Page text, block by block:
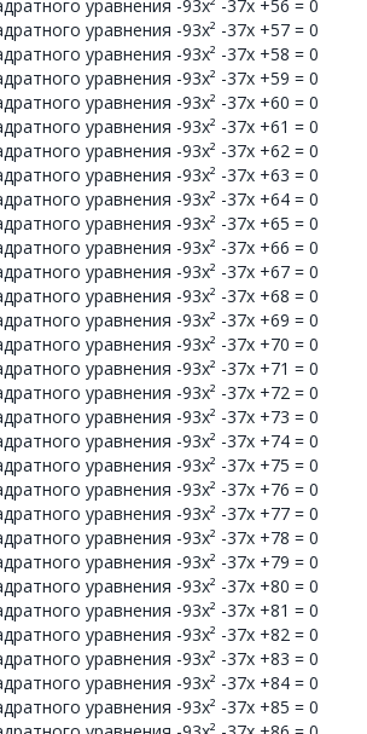
уравнения -93x² -37x +56 = 0
уравнения -93x² -37x +57 = 0
уравнения -93x² -37x +58 = 0
уравнения -93x² -37x +59 = 0
уравнения -93x² -37x +60 = 0
уравнения -93x² -37x +61 = 0
уравнения -93x² -37x +62 = 0
уравнения -93x² -37x +63 = 0
уравнения -93x² -37x +64 = 0
уравнения -93x² -37x +65 = 0
уравнения -93x² -37x +66 = 0
уравнения -93x² -37x +67 = 0
уравнения -93x² -37x +68 = 0
уравнения -93x² -37x +69 = 0
уравнения -93x² -37x +70 = 0
уравнения -93x² -37x +71 = 0
уравнения -93x² -37x +72 = 0
уравнения -93x² -37x +73 = 0
уравнения -93x² -37x +74 = 0
уравнения -93x² -37x +75 = 0
уравнения -93x² -37x +76 = 0
уравнения -93x² -37x +77 = 0
уравнения -93x² -37x +78 = 0
уравнения -93x² -37x +79 = 0
уравнения -93x² -37x +80 = 0
уравнения -93x² -37x +81 = 0
уравнения -93x² -37x +82 = 0
уравнения -93x² -37x +83 = 0
уравнения -93x² -37x +84 = 0
уравнения -93x² -37x +85 = 0